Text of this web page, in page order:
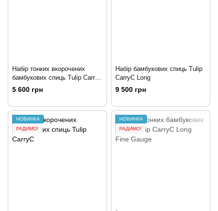
Набір тонких вкорочених
бамбукових спиць Tulip CarryC
Fine Gauge
5 600 грн
Набір бамбукових спиць Tulip
CarryC Long
9 500 грн
НОВИНКА
РАДИМО!
НОВИНКА
РАДИМО!